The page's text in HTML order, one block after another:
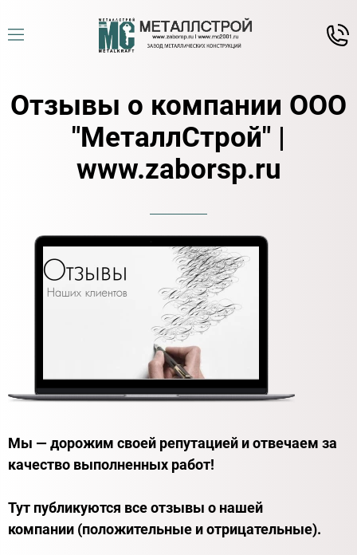
Отзывы о компании ООО
"МеталлСтрой" |
www.zaborsp.ru
Мы — дорожим своей репутацией и отвечаем за
качество выполненных работ!
Тут публикуются все отзывы о нашей
компании (положительные и отрицательные).